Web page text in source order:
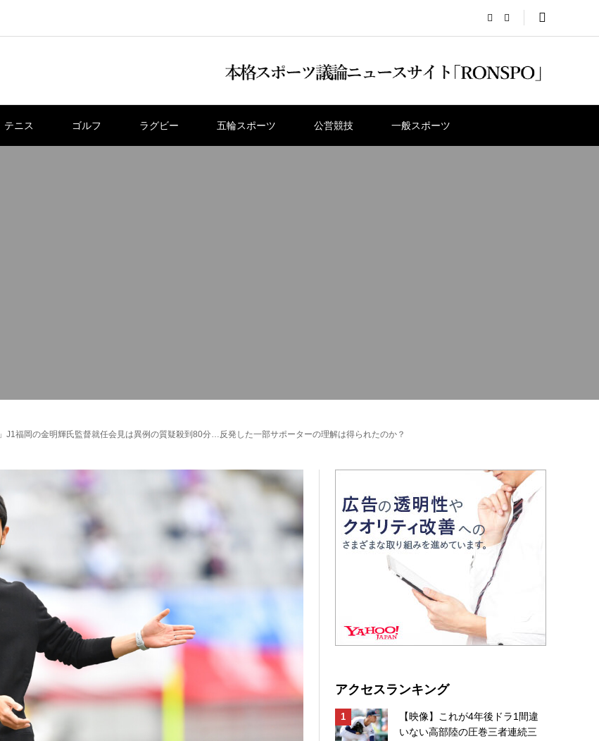
テニス ゴルフ ラグビー 五輪スポーツ 公営競技 一般スポーツ
J1福岡の金明輝氏監督就任会見は異例の質疑殺到80分…反発した一部サポーターの理解は得られたのか？
アクセスランキング
【映像】これが4年後ドラ1間違
いない高部陸の圧巻三者連続三